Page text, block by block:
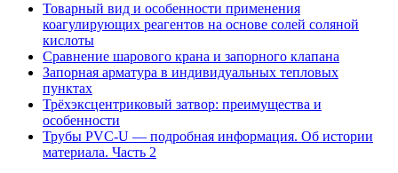
Товарный вид и особенности применения
коагулирующих реагентов на основе солей соляной
кислоты
Сравнение шарового крана и запорного клапана
Запорная арматура в индивидуальных тепловых
пунктах
Трёхэксцентриковый затвор: преимущества и
особенности
Трубы PVC-U — подробная информация. Об истории
материала. Часть 2